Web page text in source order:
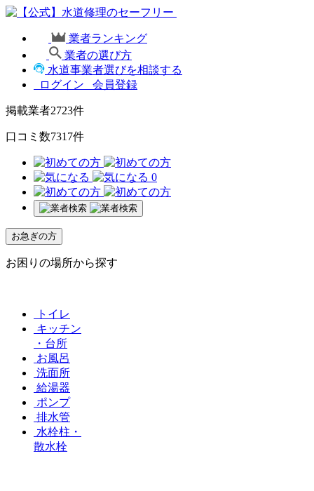
業者ランキング
業者の選び方
水道事業者選びを相談する
ログイン
会員登録
掲載業者2723件
口コミ数7317件
0
お急ぎの方
お困りの場所から探す
トイレ
キッチン
・台所
お風呂
洗面所
給湯器
ポンプ
排水管
水栓柱・
散水栓